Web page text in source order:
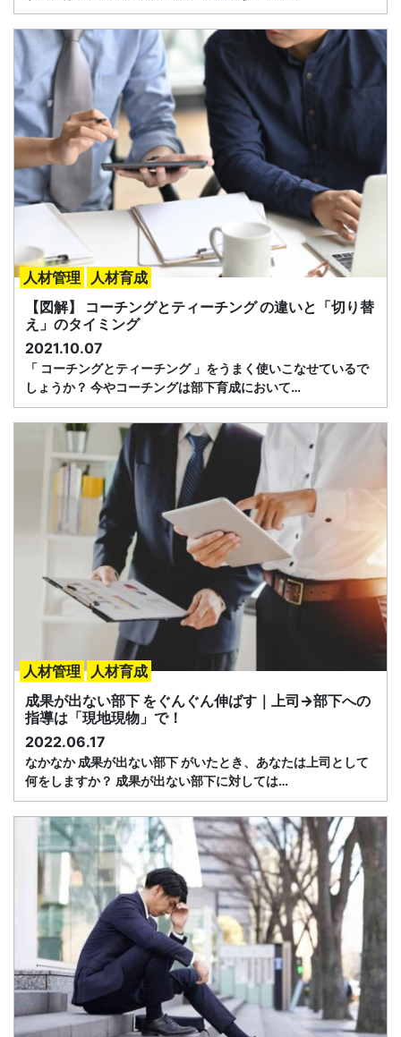
人材管理
人材育成
【図解】 コーチングとティーチング の違いと「切り替
え」のタイミング
2021.10.07
「 コーチングとティーチング 」をうまく使いこなせているで
しょうか？ 今やコーチングは部下育成において…
人材管理
人材育成
成果が出ない部下 をぐんぐん伸ばす｜上司→部下への
指導は「現地現物」で！
2022.06.17
なかなか 成果が出ない部下 がいたとき、あなたは上司として
何をしますか？ 成果が出ない部下に対しては…